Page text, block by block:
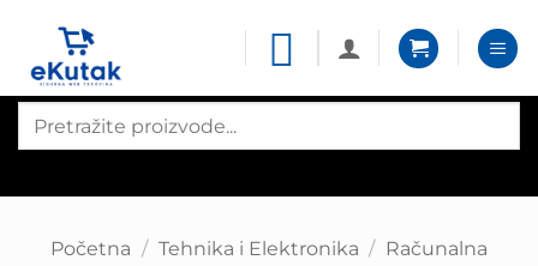
content
search
Početna / Tehnika i Elektronika / Računalna